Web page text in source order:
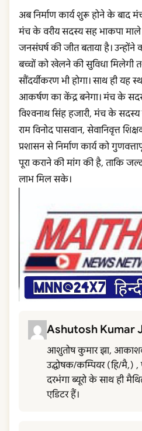
अब निर्माण कार्य शुरू होने के बाद
मंच के वरीय सदस्य सह भाकपा माले
जनसंघर्ष की जीत बताया है।
बच्चों को खेलने की सुविधा मिलेगी
सौंदर्यीकरण भी होगा। साथ ही यह
आकर्षण का केंद्र बनेगा। मंच के
विश्वनाथ सिंह हजारी, मंच के
राम विनोद पासवान, सेवानिवृत्त
प्रशासन से निर्माण कार्य को
पूरा कराने की मांग की है, ताकि
लाभ मिल सके।
Ashutosh Kumar
आशुतोष कुमार झा,
उद्घोषक/कम्पियर (हि/मै,) ,
दरभंगा ब्यूरो के साथ ही
एडिटर हैं।